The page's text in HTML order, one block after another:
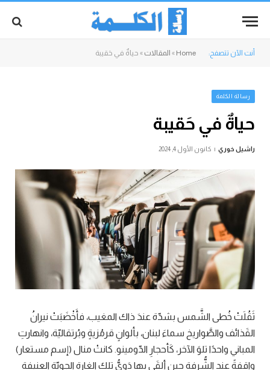
أنت الآن تتصفح: Home
» المقالات » حياةٌ في حَقيبة
رسالة الكلمة
حياةٌ في حَقيبة
راشيل خوري كانون الأول 4, 2024
ثَقُلَتْ خُطى الشَّمس بشدّة عندَ ذاك المغيب، فأَخْضَبَتْ نيرانُ
القَذائف والصَّواريخ سماءَ لبنان، بألوانٍ قرمُزيةٍ وبُرتقاليّة، وانهارتِ
المباني واحدًا تلوَ الآخر، كَأحجارِ الدّومينو. كانتْ منال (إسم مستعار)
واقفةً عند الشُّرفة حين ألقَى بها دَويُّ تلك الغارةِ الجويّة العنيفة